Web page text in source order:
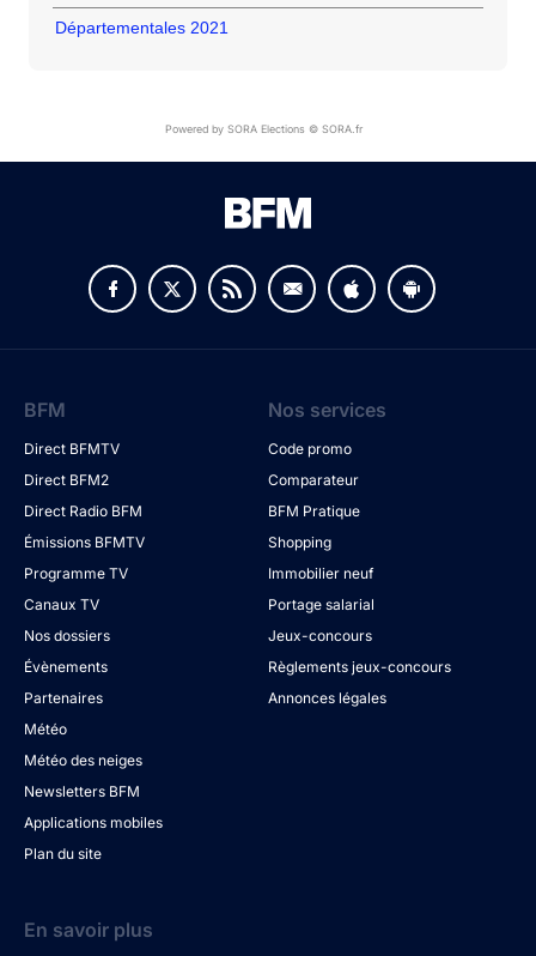
Départementales 2021
Powered by SORA Elections © SORA.fr
BFM
Direct BFMTV
Direct BFM2
Direct Radio BFM
Émissions BFMTV
Programme TV
Canaux TV
Nos dossiers
Évènements
Partenaires
Météo
Météo des neiges
Newsletters BFM
Applications mobiles
Plan du site
Nos services
Code promo
Comparateur
BFM Pratique
Shopping
Immobilier neuf
Portage salarial
Jeux-concours
Règlements jeux-concours
Annonces légales
En savoir plus